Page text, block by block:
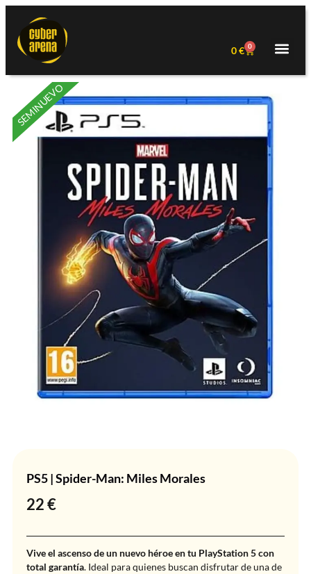
0€ 0
SEMINUEVO
PS5 | Spider-Man: Miles Morales
22€
Vive el ascenso de un nuevo héroe en tu PlayStation 5 con
total garantía. Ideal para quienes buscan disfrutar de una de